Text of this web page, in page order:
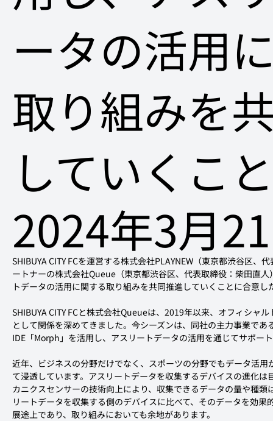
ータの活用
取り組みを
していくこ
2024年3月
SHIBUYA CITY FCを運営する株式会社PLAYNEW（東京都渋谷区、
ートナーの株式会社Queue（東京都渋谷区、代表取締役：柴田直人
トデータの活用に関する取り組みを共同推進していくことに合意し
SHIBUYA CITY FCと株式会社Queueは、2019年以来、オフィシャ
として関係を深めてきました。今シーズンは、同社の主力事業で
IDE「Morph」を活用し、アスリートデータの活用を通じてサポー
近年、ビジネスの分野だけでなく、スポーツの分野でもデータ活
て浸透しています。アスリートデータを収集するデバイスの進化
カニクスセンサーの技術向上により、収集できるデータの量や種
リートデータを収集する側のデバイスに比べて、そのデータを効
展途上であり、取り組みにおいても余地があります。